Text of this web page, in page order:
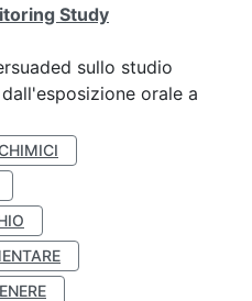
Study
sullo studio
orale a